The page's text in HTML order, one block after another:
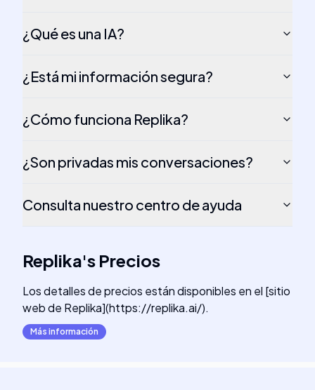
¿Qué es una IA?
¿Está mi información segura?
¿Cómo funciona Replika?
¿Son privadas mis conversaciones?
Consulta nuestro centro de ayuda
Replika's Precios
Los detalles de precios están disponibles en el [sitio
web de Replika](https://replika.ai/).
Más información